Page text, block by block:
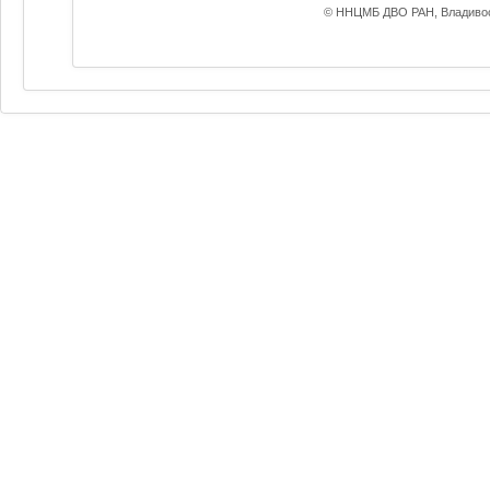
© ННЦМБ ДВО РАН,